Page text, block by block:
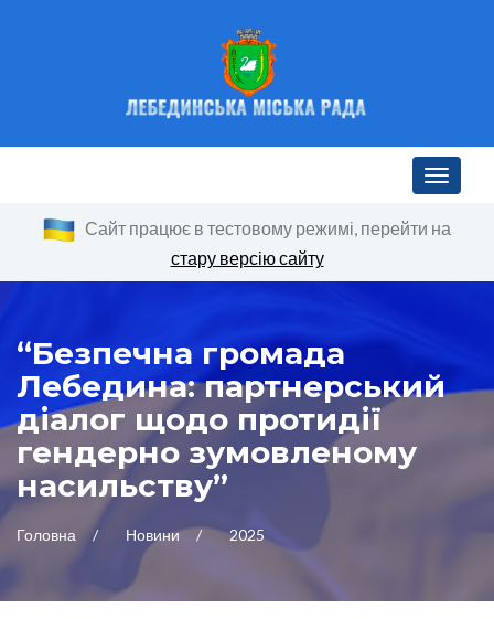
Toggle
Сайт працює в тестовому режимі, перейти на
стару версію сайту
“Безпечна громада
Лебедина: партнерський
діалог щодо протидії
гендерно зумовленому
насильству”
Головна Новини 2025